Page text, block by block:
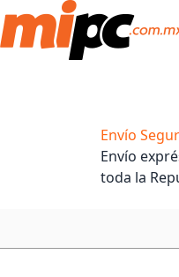
Envío
Envío
toda la